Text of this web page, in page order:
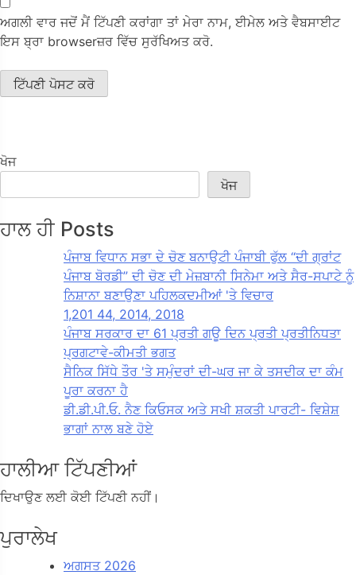
ਅਗਲੀ ਵਾਰ ਜਦੋਂ ਮੈਂ ਟਿੱਪਣੀ ਕਰਾਂਗਾ ਤਾਂ ਮੇਰਾ ਨਾਮ, ਈਮੇਲ ਅਤੇ ਵੈਬਸਾਈਟ
ਇਸ ਬ੍ਰਾ browserਜ਼ਰ ਵਿੱਚ ਸੁਰੱਖਿਅਤ ਕਰੋ.
ਖੋਜ
ਖੋਜ
ਹਾਲ ਹੀ Posts
ਪੰਜਾਬ ਵਿਧਾਨ ਸਭਾ ਦੇ ਚੋਣ ਬਨਾਉਟੀ ਪੰਜਾਬੀ ਫੁੱਲ “ਦੀ ਗ੍ਰਾਂਟ
ਪੰਜਾਬ ਬੋਰਡੀ” ਦੀ ਚੋਣ ਦੀ ਮੇਜ਼ਬਾਨੀ ਸਿਨੇਮਾ ਅਤੇ ਸੈਰ-ਸਪਾਟੇ ਨੂੰ
ਨਿਸ਼ਾਨਾ ਬਣਾਉਣਾ ਪਹਿਲਕਦਮੀਆਂ 'ਤੇ ਵਿਚਾਰ
1,201 44, 2014, 2018
ਪੰਜਾਬ ਸਰਕਾਰ ਦਾ 61 ਪ੍ਰਤੀ ਗਊ ਦਿਨ ਪ੍ਰਤੀ ਪ੍ਰਤੀਨਿਧਤਾ
ਪ੍ਰਗਟਾਵੇ-ਕੀਮਤੀ ਭਗਤ
ਸੈਨਿਕ ਸਿੱਧੇ ਤੌਰ 'ਤੇ ਸਮੁੰਦਰਾਂ ਦੀ-ਘਰ ਜਾ ਕੇ ਤਸਦੀਕ ਦਾ ਕੰਮ
ਪੂਰਾ ਕਰਨਾ ਹੈ
ਡੀ.ਡੀ.ਪੀ.ਓ. ਨੈਣ ਕਿਓਸਕ ਅਤੇ ਸਖੀ ਸ਼ਕਤੀ ਪਾਰਟੀ- ਵਿਸ਼ੇਸ਼
ਭਾਗਾਂ ਨਾਲ ਬਣੇ ਹੋਏ
ਹਾਲੀਆ ਟਿੱਪਣੀਆਂ
ਦਿਖਾਉਣ ਲਈ ਕੋਈ ਟਿੱਪਣੀ ਨਹੀਂ।
ਪੁਰਾਲੇਖ
ਅਗਸਤ 2026